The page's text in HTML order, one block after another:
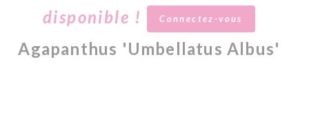
disponible !
Connectez-vous
Agapanthus 'Umbellatus Albus'